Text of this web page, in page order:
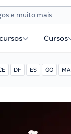
Cursos
DF ES GO MA